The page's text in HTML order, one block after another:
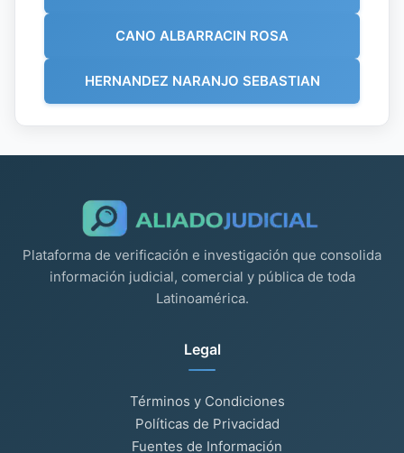
CANO ALBARRACIN ROSA
HERNANDEZ NARANJO SEBASTIAN
Plataforma de verificación e investigación que consolida
información judicial, comercial y pública de toda
Latinoamérica.
Legal
Términos y Condiciones
Políticas de Privacidad
Fuentes de Información